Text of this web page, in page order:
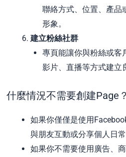
聯絡方式、位置、產品
形象。
建立粉絲社群
專頁能讓你與粉絲或客
影片、直播等方式建立
什麼情況不需要創建Page？
如果你僅僅是使用
與朋友互動或分享個人日
如果你不需要使用廣告、